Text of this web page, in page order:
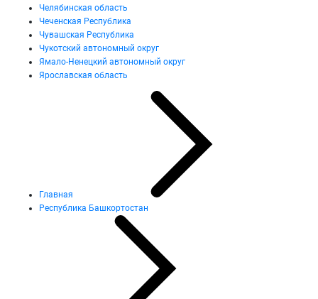
Челябинская область
Чеченская Республика
Чувашская Республика
Чукотский автономный округ
Ямало-Ненецкий автономный округ
Ярославская область
Главная
Республика Башкортостан